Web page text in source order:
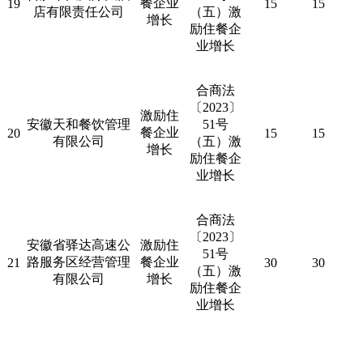
19
店有限责任公司
餐企业
增长
（五）激
励住餐企
业增长
15 15
20
安徽天和餐饮管理
有限公司
激励住
餐企业
增长
合商法
〔 2023〕
51号
（五）激
励住餐企
业增长
15 15
21
安徽省驿达高速公
路服务区经营管理
有限公司
激励住
餐企业
增长
合商法
〔 2023〕
51号
（五）激
励住餐企
业增长
30 30